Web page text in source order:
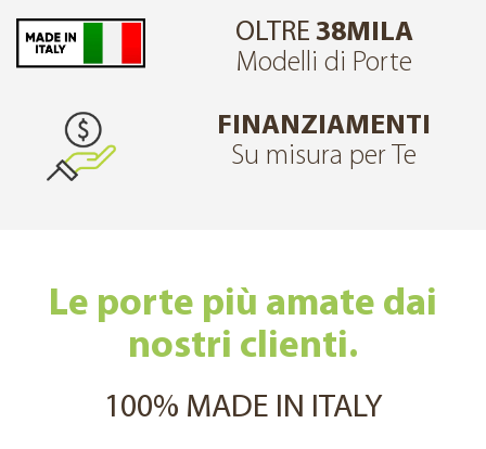
OLTRE 38MILA
Modelli di Porte
FINANZIAMENTI
Su misura per Te
Le porte più amate dai
nostri clienti.
100% MADE IN ITALY